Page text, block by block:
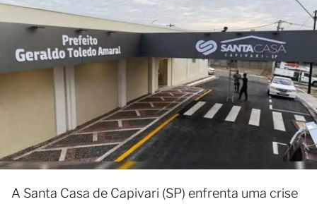
A Santa Casa de Capivari (SP) enfrenta uma crise